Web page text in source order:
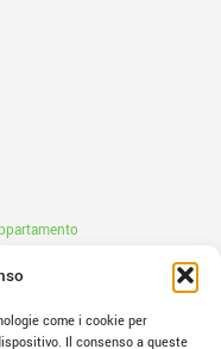
come i cookie per
Il consenso a queste